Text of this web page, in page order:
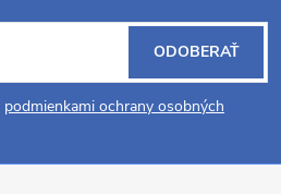
podmienkami ochrany osobných
ODOBERAŤ